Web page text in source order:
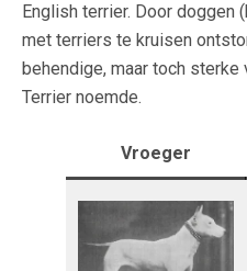
English terrier. Door
met terriers te kruisen
behendige, maar toch sterke
Terrier noemde.
Vroeger